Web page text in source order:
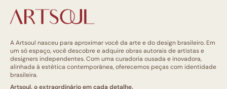
A Artsoul nasceu para aproximar você da arte e do design brasileiro. Em
um só espaço, você descobre e adquire obras autorais de artistas e
designers independentes. Com uma curadoria ousada e inovadora,
alinhada à estética contemporânea, oferecemos peças com identidade
brasileira.
Artsoul, o extraordinário em cada detalhe.